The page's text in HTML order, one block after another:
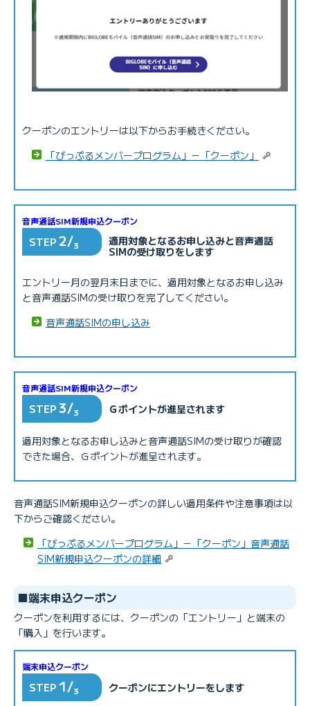
クーポンのエントリーは以下からお手続きください。
「びっぷるメンバープログラム」－「クーポン」
音声通話SIM新規申込クーポン
STEP 2/3
適用対象となるお申し込みと音声通話
SIMの受け取りをします
エントリー月の翌月末日までに、適用対象となるお申し込み
と音声通話SIMの受け取りを完了してください。
音声通話SIMの申し込み
音声通話SIM新規申込クーポン
STEP 3/3 Ｇポイントが進呈されます
適用対象となるお申し込みと音声通話SIMの受け取りが確認
できた場合、Ｇポイントが進呈されます。
音声通話SIM新規申込クーポンの詳しい適用条件や注意事項は以
下からご確認ください。
「びっぷるメンバープログラム」－「クーポン」音声通話
SIM新規申込クーポンの詳細
■端末申込クーポン
クーポンを利用するには、クーポンの「エントリー」と端末の
「購入」を行います。
端末申込クーポン
STEP 1/3 クーポンにエントリーをします